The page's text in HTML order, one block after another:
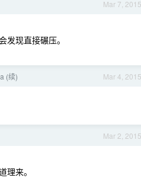
Mar 7, 2015
现直接碾压。
Mar 4, 2015
(续)
Mar 2, 2015
来。